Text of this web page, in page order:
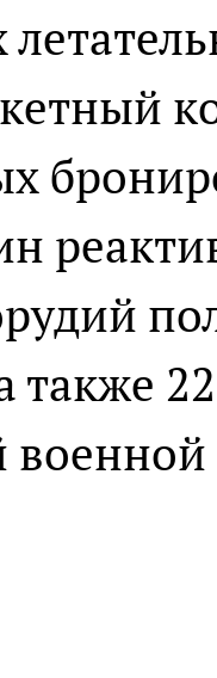
также